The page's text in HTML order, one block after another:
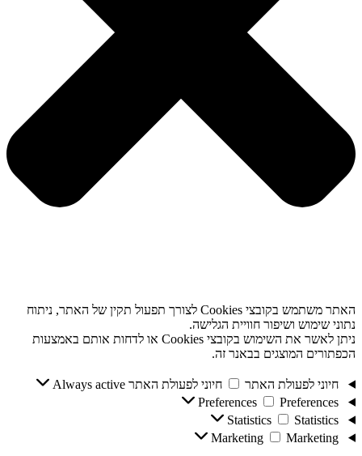
האתר משתמש בקובצי Cookies לצורך תפעול תקין של האתר, ניתוח
נתוני שימוש ושיפור חוויית הגלישה.
ניתן לאשר את השימוש בקובצי Cookies או לדחות אותם באמצעות
הכפתורים המוצגים בבאנר זה.
חיוני לפעולת האתר חיוני לפעולת האתר Always active
Preferences
Preferences
Statistics
Statistics
Marketing
Marketing